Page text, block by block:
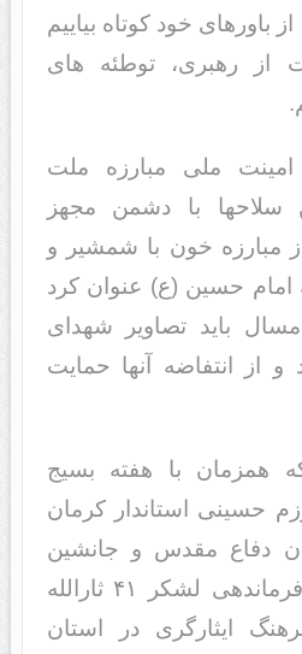
باورهای خود کوتاه بیاییم
از رهبری، توطئه های
ملی مبارزه ملت
سلاحها با دشمن مجهز
مبارزه خون با شمشیر و
امام حسین (ع) عنوان کرد
باید تصاویر شهدای
و از انتفاضه آنها حمایت
همزمان با هفته بسیج
حسینی استاندار کرمان
دفاع مقدس و جانشین
سردار سلیمانی در فرماندهی لشکر ۴۱ ثارالله
ایثارگری در استان